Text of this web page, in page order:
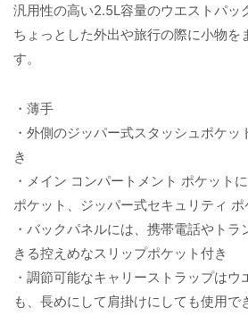
汎用性の高い2.5L容量のウエストパッ
ちょっとした外出や旅行の際に小物を
す。
・薄手
・外側のジッパー式スタッシュポケ
き
・メイン コンパートメント ポケット
ポケット、ジッパー式セキュリティ
・バックパネルには、携帯電話やト
きる控えめなスリップポケット付き
・調節可能なキャリーストラップはウ
も、長めにして肩掛けにしても使用で